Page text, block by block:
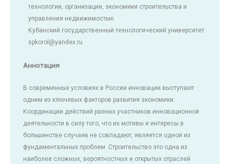
технологии, организации, экономики строительства и
управления недвижимостью
Кубанский государственный технологический университет
spkorol@yandex.ru
Аннотация
В современных условиях в России инновации выступают
одним из ключевых факторов развития экономики.
Координации действий разных участников инновационной
деятельности в силу того, что их мотивы и интересы в
большинстве случаев не совпадают, является одной из
фундаментальных проблем. Строительство это одна из
наиболее сложных, вероятностных и открытых отраслей